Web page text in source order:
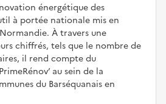
énergétique des
à portée nationale mis en
À travers une
chiffrés, tels que le nombre de
il rend compte du
au sein de la
du Barséquanais en